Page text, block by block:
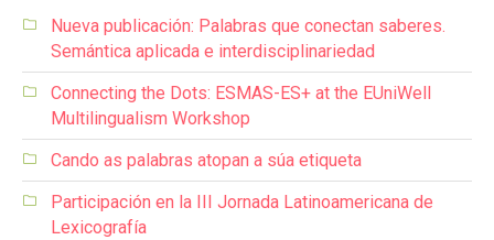
Nueva publicación: Palabras que conectan saberes.
Semántica aplicada e interdisciplinariedad
Connecting the Dots: ESMAS-ES+ at the EUniWell
Multilingualism Workshop
Cando as palabras atopan a súa etiqueta
Participación en la III Jornada Latinoamericana de
Lexicografía